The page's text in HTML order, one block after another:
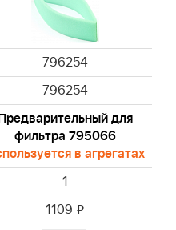
796254
796254
для
фильтра 795066
в агрегатах
1
1109 i